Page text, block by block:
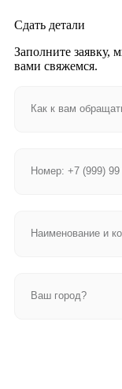
Сдать детали
Заполните заявку,
вами свяжемся.